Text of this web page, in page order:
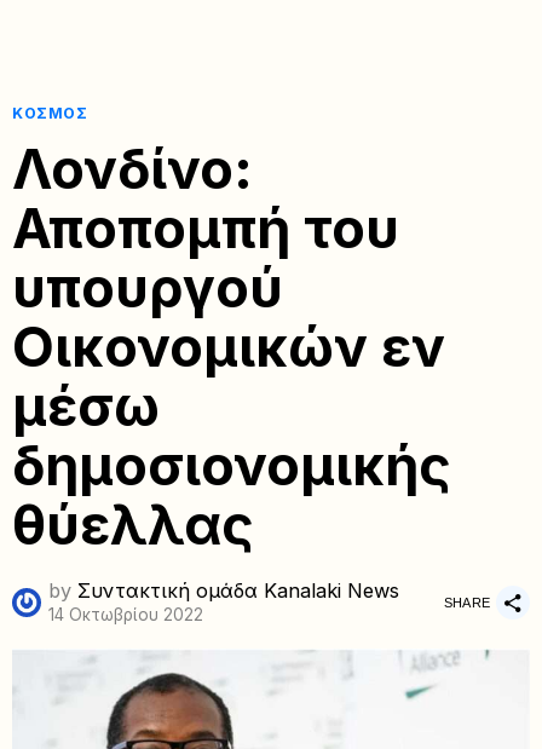
ΚΌΣΜΟΣ
Λονδίνο:
Αποπομπή του
υπουργού
Οικονομικών εν
μέσω
δημοσιονομικής
θύελλας
by Συντακτική ομάδα Kanalaki News
14 Οκτωβρίου 2022
SHARE